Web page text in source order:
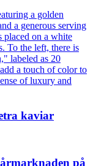
kaviar
på